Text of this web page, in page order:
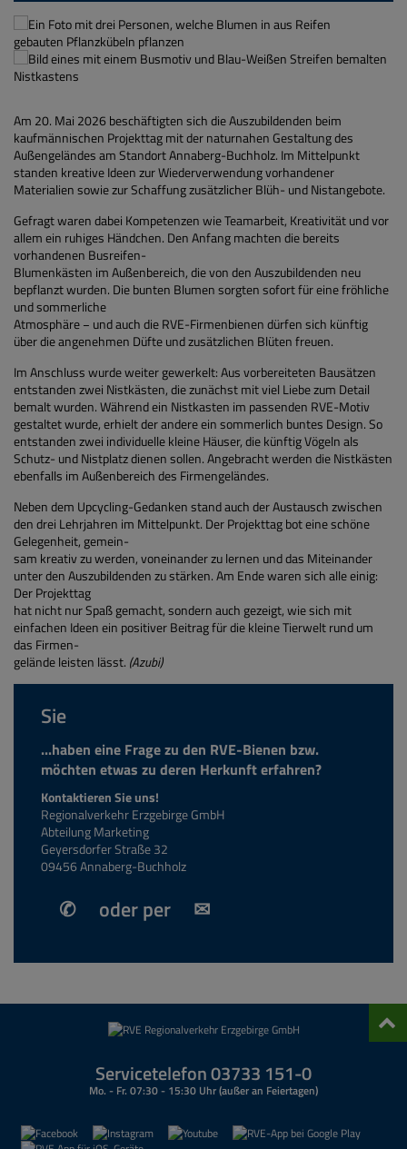
Am 20. Mai 2026 beschäftigten sich die Auszubildenden beim
kaufmännischen Projekttag mit der naturnahen Gestaltung des
Außengeländes am Standort Annaberg-Buchholz. Im Mittelpunkt
standen kreative Ideen zur Wiederverwendung vorhandener
Materialien sowie zur Schaffung zusätzlicher Blüh- und Nistangebote.
Gefragt waren dabei Kompetenzen wie Teamarbeit, Kreativität und vor
allem ein ruhiges Händchen. Den Anfang machten die bereits
vorhandenen Busreifen-
Blumenkästen im Außenbereich, die von den Auszubildenden neu
bepflanzt wurden. Die bunten Blumen sorgten sofort für eine fröhliche
und sommerliche
Atmosphäre − und auch die RVE-Firmenbienen dürfen sich künftig
über die angenehmen Düfte und zusätzlichen Blüten freuen.
Im Anschluss wurde weiter gewerkelt: Aus vorbereiteten Bausätzen
entstanden zwei Nistkästen, die zunächst mit viel Liebe zum Detail
bemalt wurden. Während ein Nistkasten im passenden RVE-Motiv
gestaltet wurde, erhielt der andere ein sommerlich buntes Design. So
entstanden zwei individuelle kleine Häuser, die künftig Vögeln als
Schutz- und Nistplatz dienen sollen. Angebracht werden die Nistkästen
ebenfalls im Außenbereich des Firmengeländes.
Neben dem Upcycling-Gedanken stand auch der Austausch zwischen
den drei Lehrjahren im Mittelpunkt. Der Projekttag bot eine schöne
Gelegenheit, gemein-
sam kreativ zu werden, voneinander zu lernen und das Miteinander
unter den Auszubildenden zu stärken. Am Ende waren sich alle einig:
Der Projekttag
hat nicht nur Spaß gemacht, sondern auch gezeigt, wie sich mit
einfachen Ideen ein positiver Beitrag für die kleine Tierwelt rund um
das Firmen-
gelände leisten lässt. (Azubi)
Sie
...haben eine Frage zu den RVE-Bienen bzw.
möchten etwas zu deren Herkunft erfahren?
Kontaktieren Sie uns!
Regionalverkehr Erzgebirge GmbH
Abteilung Marketing
Geyersdorfer Straße 32
09456 Annaberg-Buchholz
✆ oder per ✉
Servicetelefon 03733 151-0
Mo. - Fr. 07:30 - 15:30 Uhr (außer an Feiertagen)
oben